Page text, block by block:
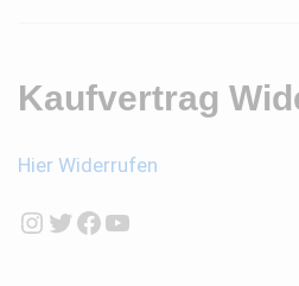
Kaufvertrag
Hier Widerrufen
Instagram
Twitter
Facebook
YouTube